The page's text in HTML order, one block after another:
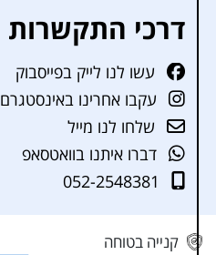
דרכי התקשרות
עשו לנו לייק בפייסבוק
עקבו אחרינו באינסטגרם
שלחו לנו מייל
דברו איתנו בוואטסאפ
052-2548381
קנייה בטוחה